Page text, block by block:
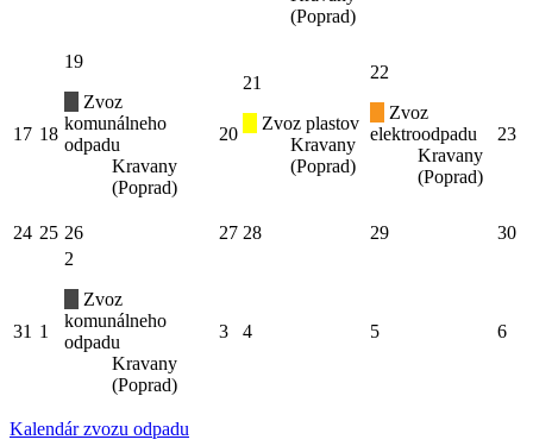
(Poprad)
17 18
19
Zvoz
komunálneho
odpadu
Kravany
(Poprad)
20
21
Zvoz plastov
Kravany
(Poprad)
22
Zvoz
elektroodpadu
Kravany
(Poprad)
23
24 25 26 27 28 29 30
31 1
2
Zvoz
komunálneho
odpadu
Kravany
(Poprad)
3 4 5 6
Kalendár zvozu odpadu